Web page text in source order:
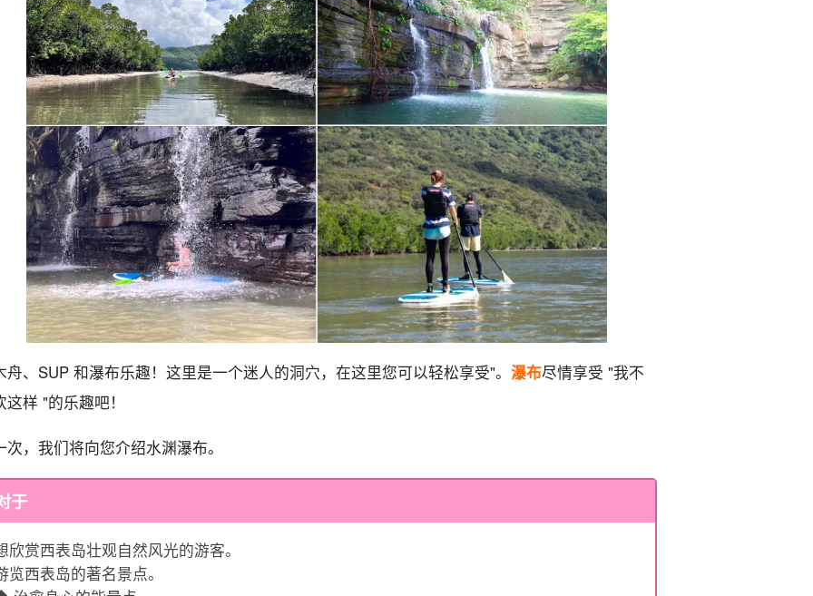
舟、SUP 和瀑布乐趣！这里是一个迷人的洞穴，在这里您可以轻松享受"。 瀑布尽情享受 "我不
这样 "的乐趣吧！
次，我们将向您介绍水渊瀑布。
于
欣赏西表岛壮观自然风光的游客。
览西表岛的著名景点。